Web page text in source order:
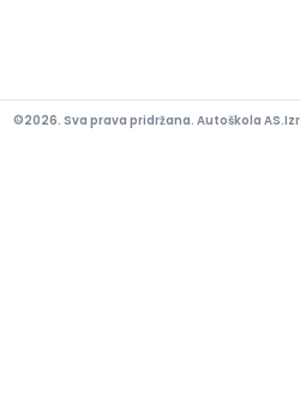
©2026. Sva prava pridržana. Autoškola AS.